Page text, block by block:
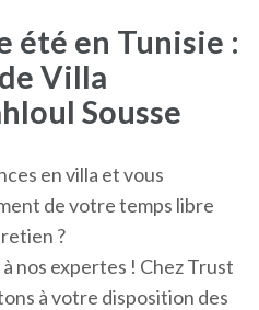
été en Tunisie :
Villa
Sousse
en villa et vous
de votre temps libre
?
nos expertes ! Chez Trust
à votre disposition des